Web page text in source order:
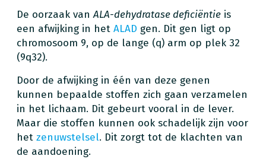
De oorzaak vanALA-dehydratase deficiëntie is
een afwijking in het ALAD gen. Dit gen ligt op
chromosoom 9, op de lange (q) arm op plek 32
(9q32).
Door de afwijking in één van deze genen
kunnen bepaalde stoffen zich gaan verzamelen
in het lichaam. Dit gebeurt vooral in de lever.
Maar die stoffen kunnen ook schadelijk zijn voor
het zenuwstelsel. Dit zorgt tot de klachten van
de aandoening.